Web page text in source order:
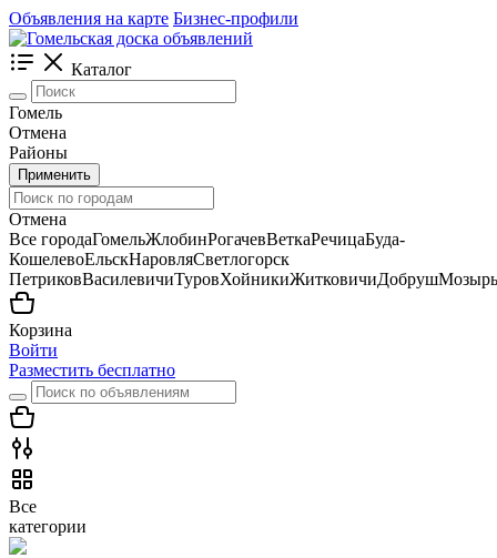
Объявления на карте Бизнес-профили
Каталог
Гомель
Отмена
Районы
Применить
Отмена
Все городаГомельЖлобинРогачевВеткаРечицаБуда-
КошелевоЕльскНаровляСветлогорск
ПетриковВасилевичиТуровХойникиЖитковичиДобрушМозырь
Корзина
Войти
Разместить бесплатно
Все
категории